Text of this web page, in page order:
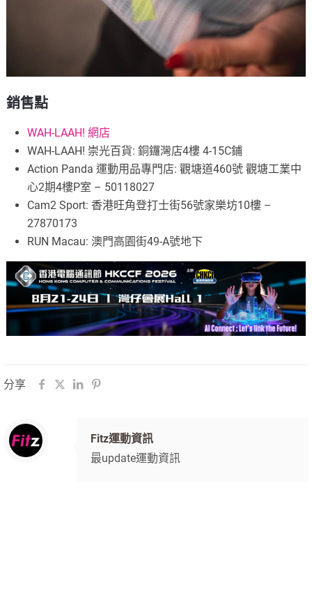
銷售點
WAH-LAAH! 網店
WAH-LAAH! 崇光百貨: 銅鑼灣店4樓 4-15C鋪
Action Panda 運動用品專門店: 觀塘道460號 觀塘工業中
心2期4樓P室 – 50118027
Cam2 Sport: 香港旺角登打士街56號家樂坊10樓 –
27870173
RUN Macau: 澳門高園街49-A號地下
分享
Fitz運動資訊
最update運動資訊